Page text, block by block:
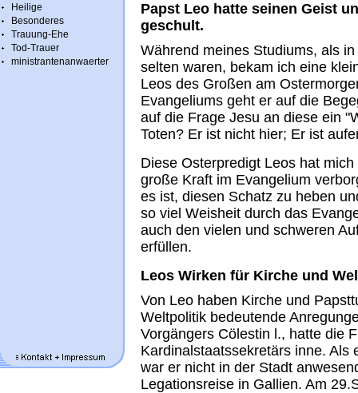
Heilige
Besonderes
Trauung-Ehe
Tod-Trauer
ministrantenanwaerter
Papst Leo hatte seinen Geist
geschult.
Während meines Studiums, als
selten waren, bekam ich eine
Leos des Großen am
Evangeliums geht er auf die
auf die Frage Jesu an diese ein
Toten? Er ist nicht hier; Er ist
Diese Osterpredigt Leos hat
große Kraft im Evangelium
es ist, diesen Schatz zu heben
so viel Weisheit durch das
auch den vielen und schweren
erfüllen.
Leos Wirken für Kirche und
Von Leo haben Kirche und
Weltpolitik bedeutende
Vorgängers Cölestin l., hatte die
Kardinalstaatssekretärs inne. Als
war er nicht in der Stadt
Legationsreise in Gallien. Am